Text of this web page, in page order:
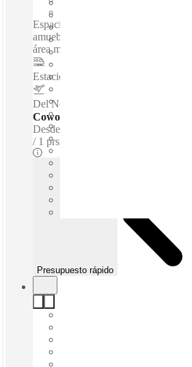
Espacios de coworking / Espacio de
amueblado - Lujosa ubicación en la
área metropolitana de Monterrey...
Estacion Sendero
Del Norte International Airport
Coworking - Escritorios dedicados
Desde
1 prsns
Presupuesto rápido